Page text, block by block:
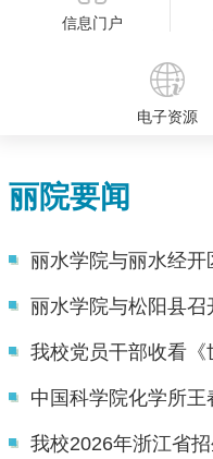
信息门户
电子资源
丽院要闻
丽水学院与丽水经
丽水学院与松阳县
中国科学院化学所
我校2026年浙江省